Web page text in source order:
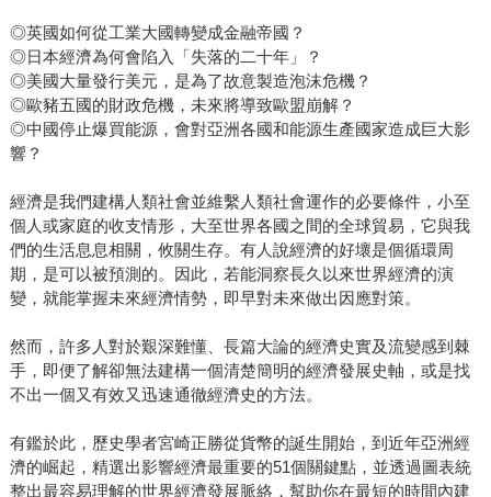
◎英國如何從工業大國轉變成金融帝國？
◎日本經濟為何會陷入「失落的二十年」？
◎美國大量發行美元，是為了故意製造泡沫危機？
◎歐豬五國的財政危機，未來將導致歐盟崩解？
◎中國停止爆買能源，會對亞洲各國和能源生產國家造成巨大影
響？
經濟是我們建構人類社會並維繫人類社會運作的必要條件，小至
個人或家庭的收支情形，大至世界各國之間的全球貿易，它與我
們的生活息息相關，攸關生存。有人說經濟的好壞是個循環周
期，是可以被預測的。因此，若能洞察長久以來世界經濟的演
變，就能掌握未來經濟情勢，即早對未來做出因應對策。
然而，許多人對於艱深難懂、長篇大論的經濟史實及流變感到棘
手，即便了解卻無法建構一個清楚簡明的經濟發展史軸，或是找
不出一個又有效又迅速通徹經濟史的方法。
有鑑於此，歷史學者宮崎正勝從貨幣的誕生開始，到近年亞洲經
濟的崛起，精選出影響經濟最重要的51個關鍵點，並透過圖表統
整出最容易理解的世界經濟發展脈絡，幫助你在最短的時間內建